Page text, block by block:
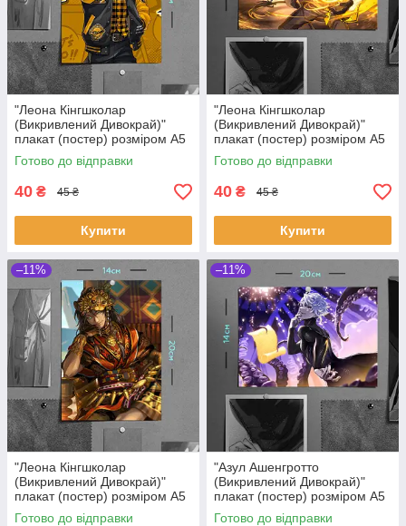
"Леона Кінгшколар
(Викривлений Дивокрай)"
плакат (постер) розміром А5
(14х20см)
Готово до відправки
40 ₴ 45 ₴
Купити
"Леона Кінгшколар
(Викривлений Дивокрай)"
плакат (постер) розміром А5
(20х14см)
Готово до відправки
40 ₴ 45 ₴
Купити
–11%
"Леона Кінгшколар
(Викривлений Дивокрай)"
плакат (постер) розміром А5
(14х20см)
Готово до відправки
–11%
"Азул Ашенгротто
(Викривлений Дивокрай)"
плакат (постер) розміром А5
(20х14см)
Готово до відправки